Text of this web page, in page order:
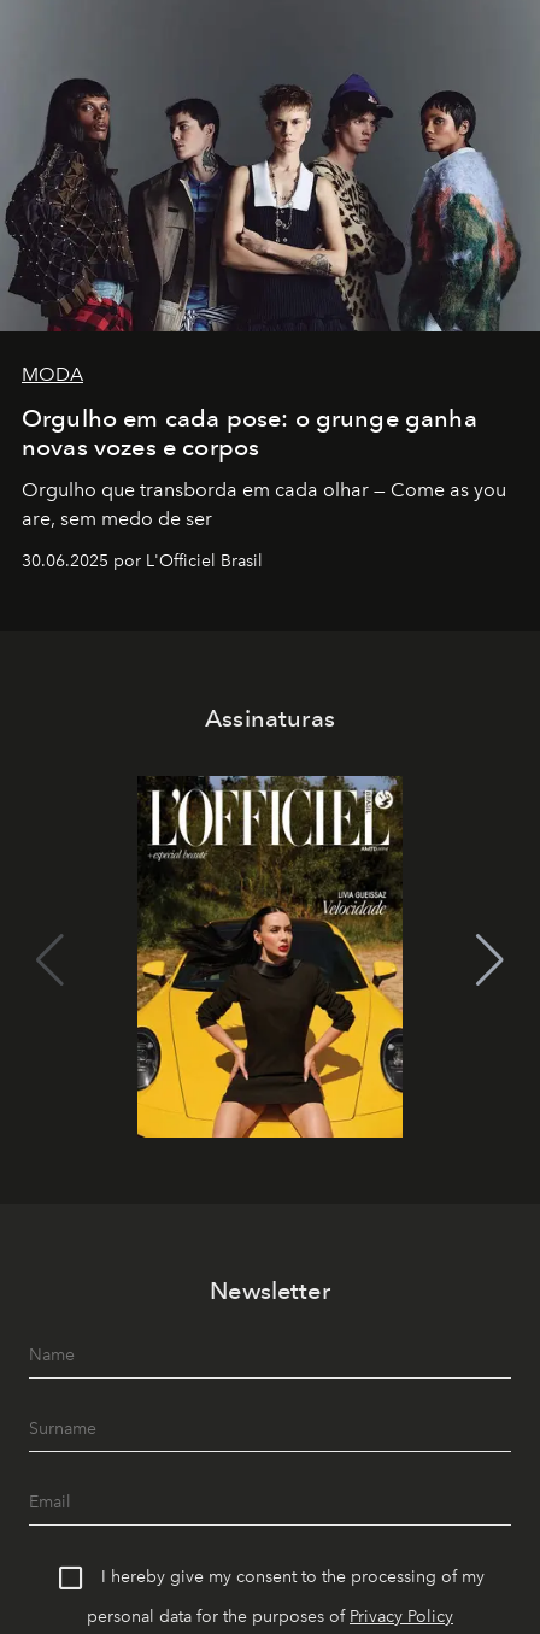
MODA
Orgulho em cada pose: o grunge ganha
novas vozes e corpos
Orgulho que transborda em cada olhar — Come as you
are, sem medo de ser
30.06.2025 por L'Officiel Brasil
Assinaturas
Newsletter
I hereby give my consent to the processing of my
personal data for the purposes of Privacy Policy